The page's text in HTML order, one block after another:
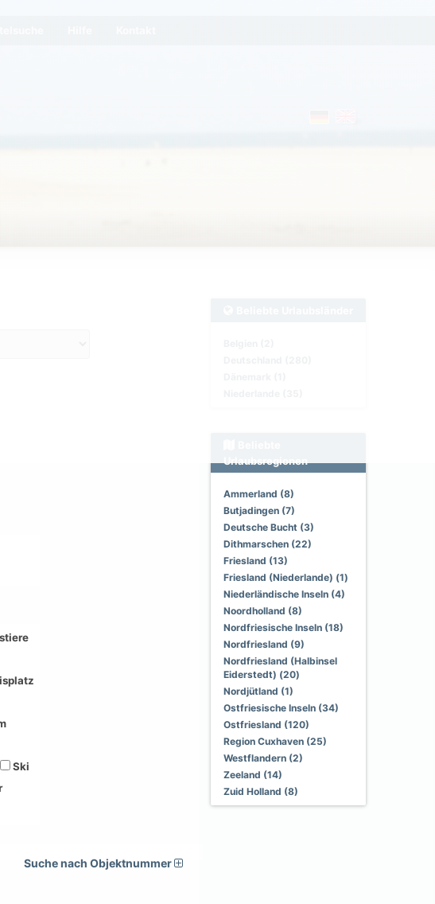
Ski
Suche nach Objektnummer
Urlaubsregionen
Ammerland (8)
Butjadingen (7)
Deutsche Bucht (3)
Dithmarschen (22)
Friesland (13)
Friesland (Niederlande) (1)
Niederländische Inseln (4)
Noordholland (8)
Nordfriesische Inseln (18)
Nordfriesland (9)
Nordfriesland (Halbinsel
Eiderstedt) (20)
Nordjütland (1)
Ostfriesische Inseln (34)
Ostfriesland (120)
Region Cuxhaven (25)
Westflandern (2)
Zeeland (14)
Zuid Holland (8)